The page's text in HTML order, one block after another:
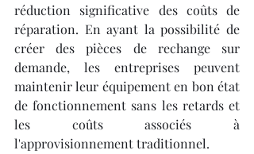
réduction significative des coûts de
réparation. En ayant la possibilité de
créer des pièces de rechange sur
demande, les entreprises peuvent
maintenir leur équipement en bon état
de fonctionnement sans les retards et
les coûts associés à
l'approvisionnement traditionnel.